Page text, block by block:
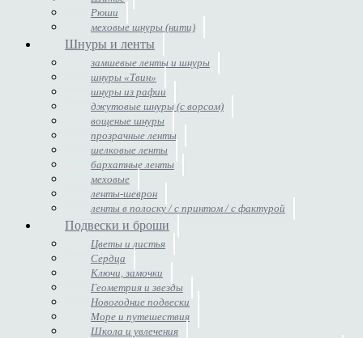
Рюши
меховые шнуры (нити)
Шнуры и ленты
замшевые ленты и шнуры
шнуры «Твин»
шнуры из рафии
джутовые шнуры (с ворсом)
вощеные шнуры
прозрачные ленты
шелковые ленты
бархатные ленты
меховые
ленты-шеврон
ленты в полоску / с принтом / с фактурой
Подвески и броши
Цветы и листья
Сердца
Ключи, замочки
Геометрия и звезды
Новогодние подвески
Море и путешествия
Школа и увлечения